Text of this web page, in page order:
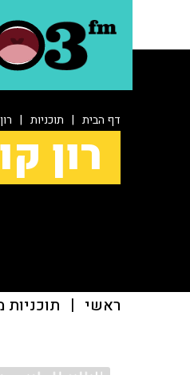
דף הבית | תוכניות |
רון
ראשי | תוכניות